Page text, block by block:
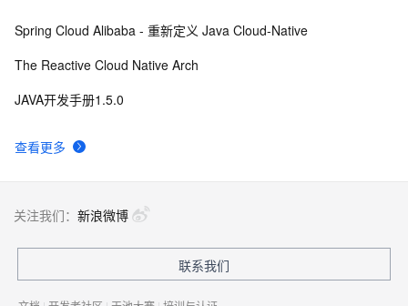
查看更多
Spring Cloud Alibaba - 重新定义 Java Cloud-Native
The Reactive Cloud Native Arch
JAVA开发手册1.5.0
关注我们： 新浪微博
联系我们